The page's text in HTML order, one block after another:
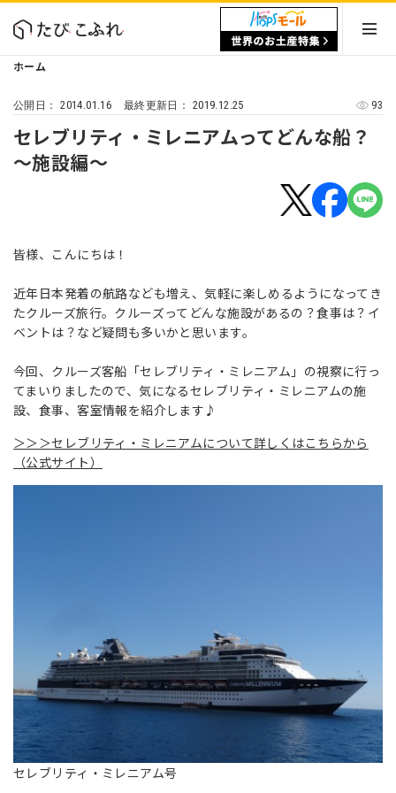
ホーム
公開日：2014.01.16 最終更新日： 2019.12.25 93
セレブリティ・ミレニアムってどんな船？
～施設編～
皆様、こんにちは！
近年日本発着の航路なども増え、気軽に楽しめるようになってき
たクルーズ旅行。クルーズってどんな施設があるの？食事は？イ
ベントは？など疑問も多いかと思います。
今回、クルーズ客船「セレブリティ・ミレニアム」の視察に行っ
てまいりましたので、気になるセレブリティ・ミレニアムの施
設、食事、客室情報を紹介します♪
＞＞＞セレブリティ・ミレニアムについて詳しくはこちらから
（公式サイト）
セレブリティ・ミレニアム号